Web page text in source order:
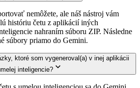
nemôžete, ale náš nástroj vám
históriu četu z aplikácií iných
nahraním súboru ZIP. Následne
súbory priamo do Gemini.
ktoré som vygeneroval(a) v inej aplikácii
inteligencie?